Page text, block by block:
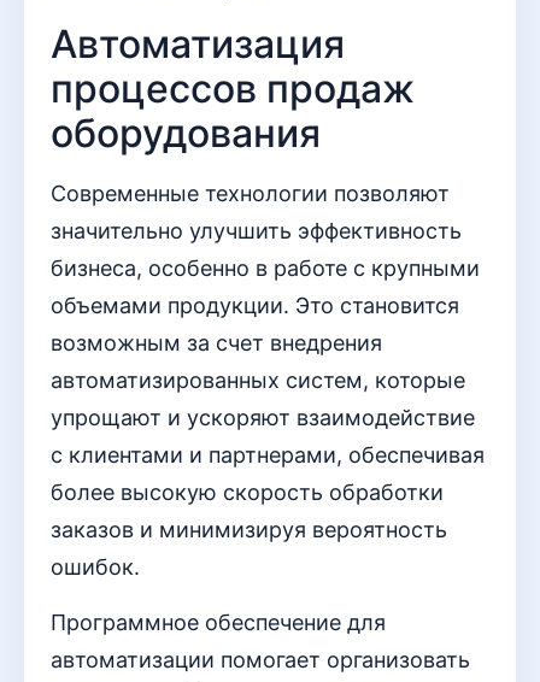
Автоматизация
процессов продаж
оборудования
Современные технологии позволяют
значительно улучшить эффективность
бизнеса, особенно в работе с крупными
объемами продукции. Это становится
возможным за счет внедрения
автоматизированных систем, которые
упрощают и ускоряют взаимодействие
с клиентами и партнерами, обеспечивая
более высокую скорость обработки
заказов и минимизируя вероятность
ошибок.
Программное обеспечение для
автоматизации помогает организовать